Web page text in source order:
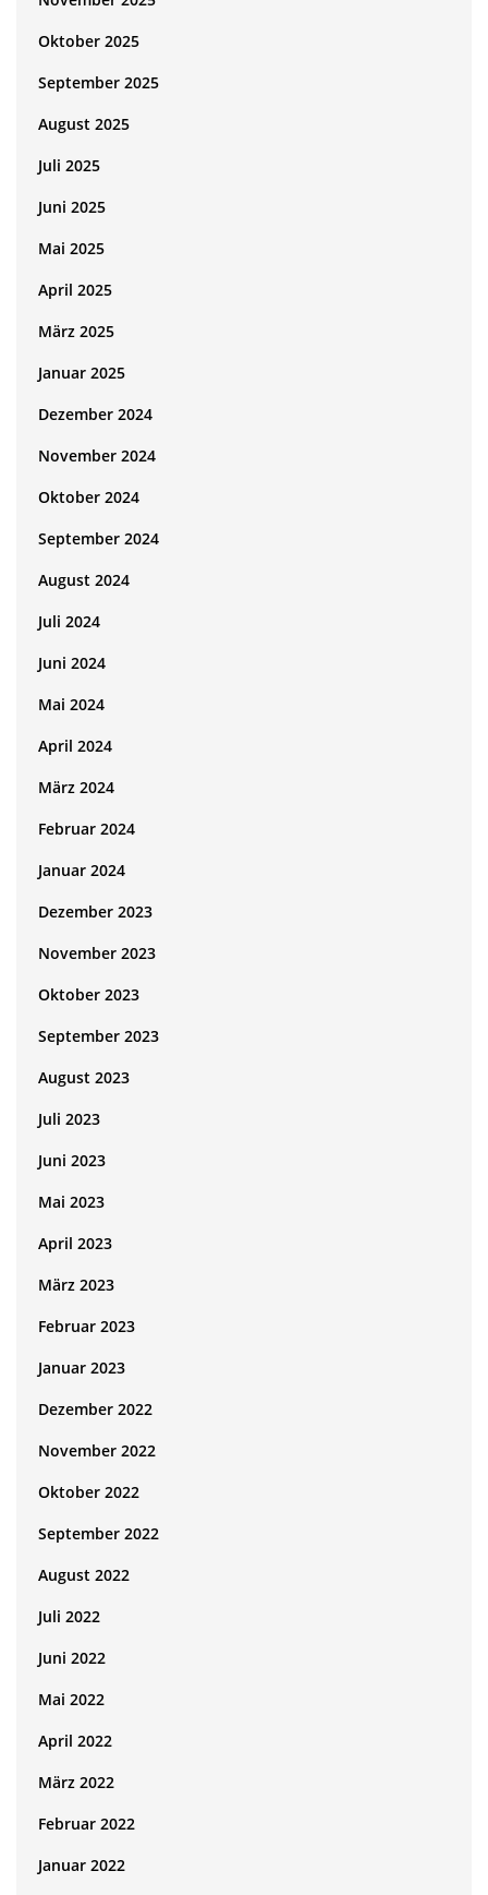
Oktober 2025
September 2025
August 2025
Juli 2025
Juni 2025
Mai 2025
April 2025
März 2025
Januar 2025
Dezember 2024
November 2024
Oktober 2024
September 2024
August 2024
Juli 2024
Juni 2024
Mai 2024
April 2024
März 2024
Februar 2024
Januar 2024
Dezember 2023
November 2023
Oktober 2023
September 2023
August 2023
Juli 2023
Juni 2023
Mai 2023
April 2023
März 2023
Februar 2023
Januar 2023
Dezember 2022
November 2022
Oktober 2022
September 2022
August 2022
Juli 2022
Juni 2022
Mai 2022
April 2022
März 2022
Februar 2022
Januar 2022